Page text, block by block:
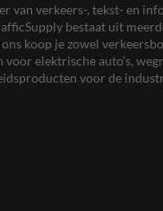
van verkeers-, tekst- en
bestaat uit
koop je zowel
elektrische auto’s,
voor de